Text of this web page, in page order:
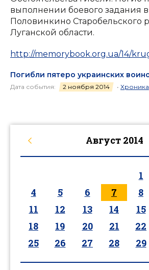
выполнении боевого задания
Половинкино Старобельского
Луганской области.
http://memorybook.org.ua/14/
Погибли пятеро украинских
Дата события: 2 ноября 2014 • Хроника
Август 2014
1
4
5 6 7 8
11
12 13 14 15
18
19 20 21 22
25
26 27 28 29